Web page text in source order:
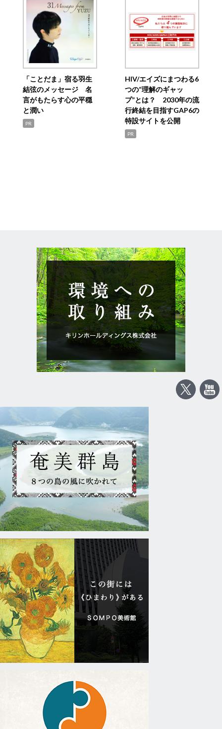
「ことだま」宿る羽生
結弦のメッセージ 名
言がもたらす心の平穏
と潤い
PR
HIV/エイズにまつわる6
つの“理解のギャッ
プ”とは？ 2030年の流
行終結を目指すGAP6の
特設サイトを公開
PR